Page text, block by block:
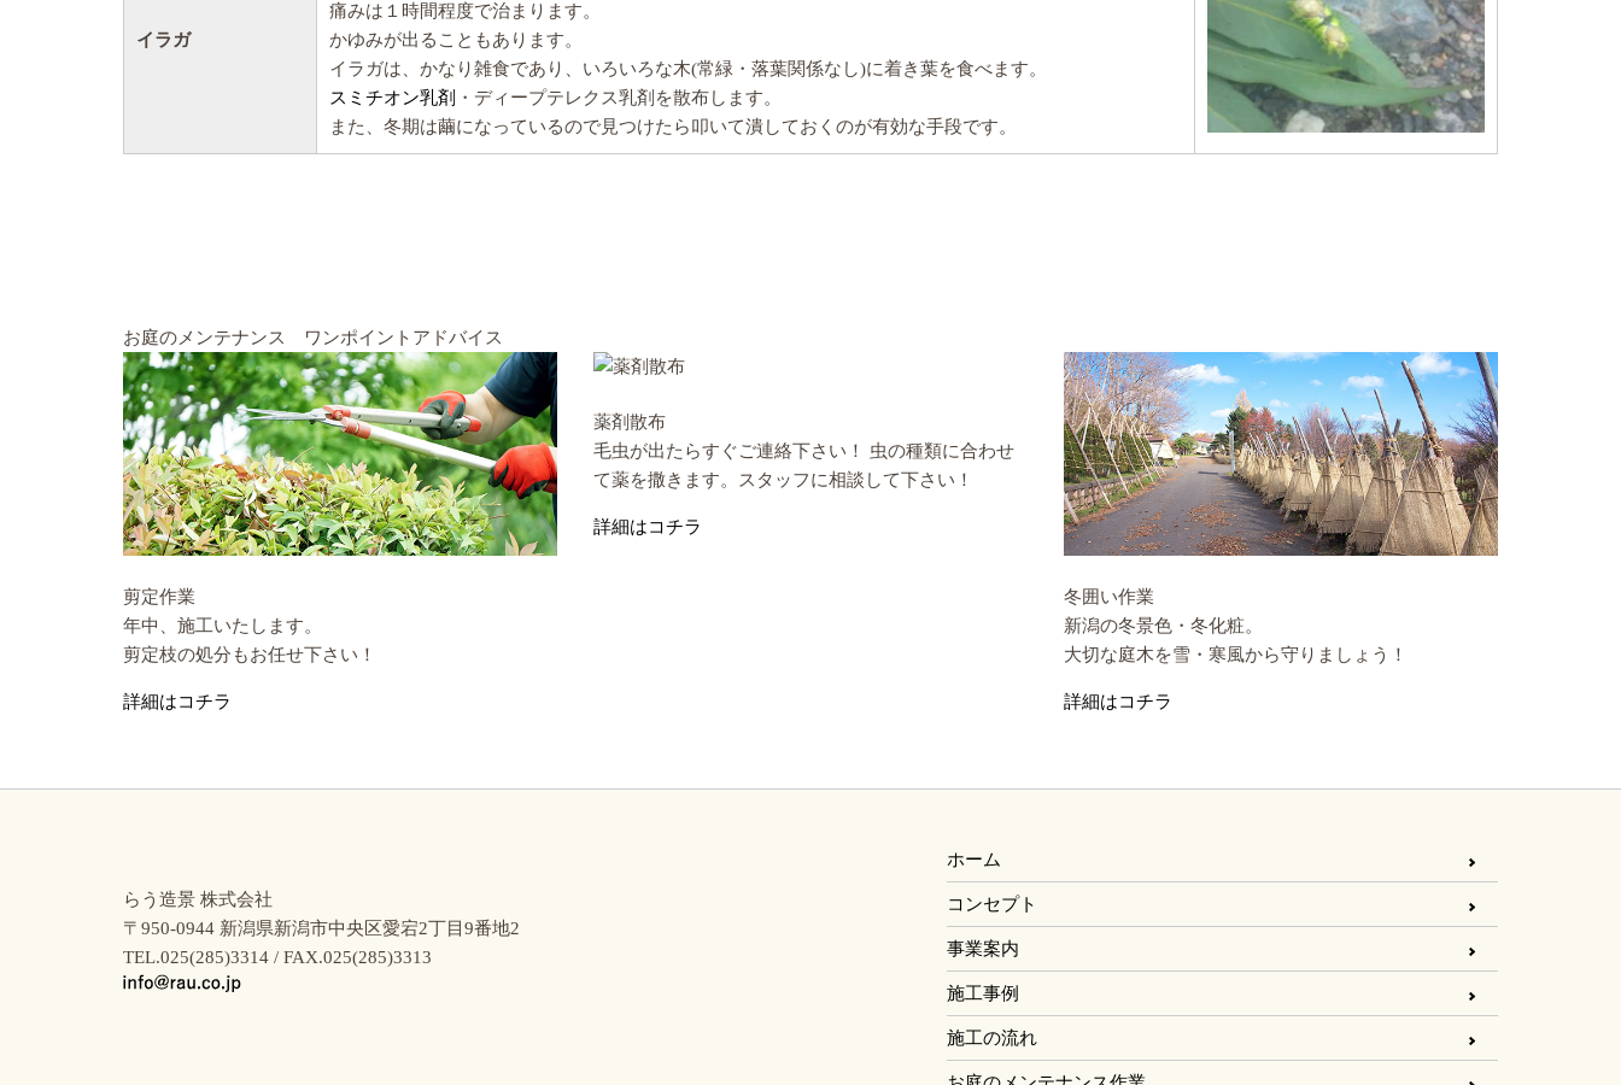
イラガ
痛みは１時間程度で治まります。
かゆみが出ることもあります。
イラガは、かなり雑食であり、いろいろな木(常緑・落葉関係なし)に着き葉を食べます。
スミチオン乳剤 ・ディープテレクス乳剤を散布します。
また、冬期は繭になっているので見つけたら叩いて潰しておくのが有効な手段です。
お庭のメンテナンス ワンポイントアドバイス
剪定作業
年中、施工いたします。
剪定枝の処分もお任せ下さい！
詳細はコチラ
薬剤散布
毛虫が出たらすぐご連絡下さい！ 虫の種類に合わせ
て薬を撒きます。スタッフに相談して下さい！
詳細はコチラ
冬囲い作業
新潟の冬景色・冬化粧。
大切な庭木を雪・寒風から守りましょう！
詳細はコチラ
らう造景 株式会社
〒950-0944 新潟県新潟市中央区愛宕2丁目9番地2
TEL.025(285)3314 / FAX.025(285)3313
ホーム
コンセプト
事業案内
施工事例
施工の流れ